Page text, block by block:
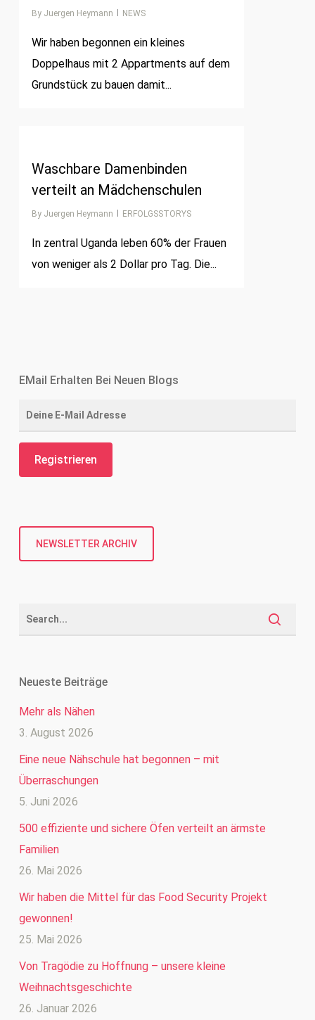
By Juergen Heymann NEWS
Wir haben begonnen ein kleines
Doppelhaus mit 2 Appartments auf dem
Grundstück zu bauen damit...
Waschbare Damenbinden
verteilt an Mädchenschulen
By Juergen Heymann ERFOLGSSTORYS
In zentral Uganda leben 60% der Frauen
von weniger als 2 Dollar pro Tag. Die...
EMail Erhalten Bei Neuen Blogs
NEWSLETTER ARCHIV
Neueste Beiträge
Mehr als Nähen
3. August 2026
Eine neue Nähschule hat begonnen – mit
Überraschungen
5. Juni 2026
500 effiziente und sichere Öfen verteilt an ärmste
Familien
26. Mai 2026
Wir haben die Mittel für das Food Security Projekt
gewonnen!
25. Mai 2026
Von Tragödie zu Hoffnung – unsere kleine
Weihnachtsgeschichte
26. Januar 2026